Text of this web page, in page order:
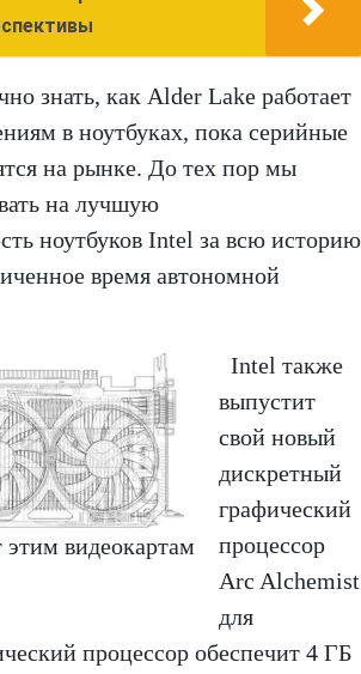
знать, как Alder Lake работает
в ноутбуках, пока серийные
на рынке. До тех пор мы
на лучшую
ноутбуков Intel за всю историю
время автономной
этим видеокартам
Intel также
выпустит
свой новый
дискретный
графический
процессор
Arc Alchemist
для
процессор обеспечит 4 ГБ